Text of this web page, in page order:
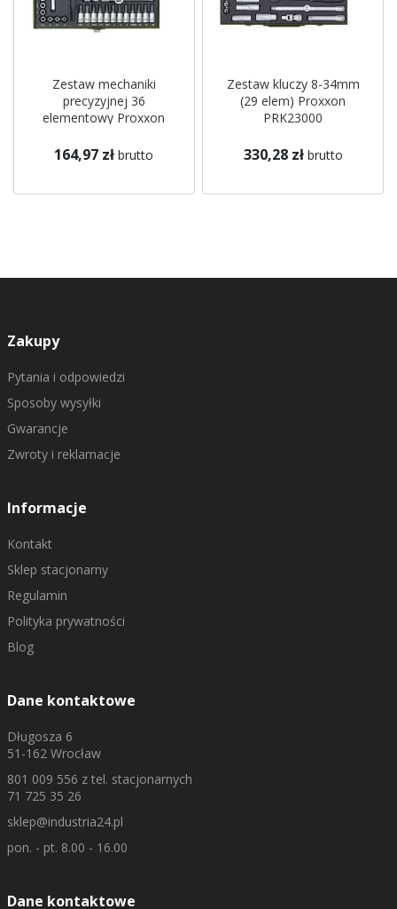
Zestaw mechaniki
precyzyjnej 36
elementowy Proxxon
164,97 zł brutto
Zestaw kluczy 8-34mm
(29 elem) Proxxon
PRK23000
330,28 zł brutto
Zakupy
Pytania i odpowiedzi
Sposoby wysyłki
Gwarancje
Zwroty i reklamacje
Informacje
Kontakt
Sklep stacjonarny
Regulamin
Polityka prywatności
Blog
Dane kontaktowe
Długosza 6
51-162 Wrocław
801 009 556 z tel. stacjonarnych
71 725 35 26
sklep@industria24.pl
pon. - pt. 8.00 - 16.00
Dane kontaktowe